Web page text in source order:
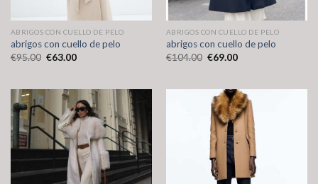
ABRIGOS CON CUELLO DE PELO
abrigos con cuello de pelo
€95.00 €63.00
ABRIGOS CON CUELLO DE PELO
abrigos con cuello de pelo
€104.00 €69.00